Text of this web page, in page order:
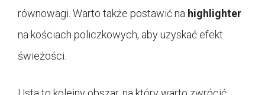
równowagi. Warto także postawić na highlighter
na kościach policzkowych, aby uzyskać efekt
świeżości.